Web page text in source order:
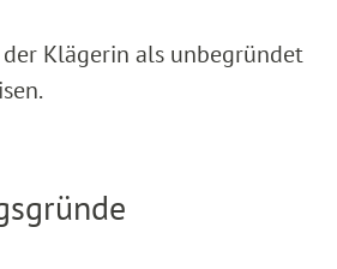
Klägerin als unbegründet